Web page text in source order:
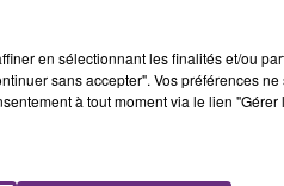
DE REIMS FERME
du centre-ville
en sélectionnant les finalités et/ou
sans accepter". Vos préférences
à tout moment via le lien